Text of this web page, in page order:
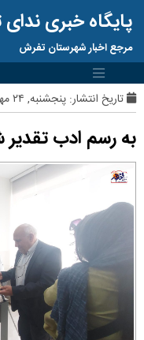
پایگاه خبری
مرجع اخبار شهرستان تفرش
تاریخ انتشار: پنجشنبه, ۲۴ مهر ۱۴۰۴ ساعت:16:06
به رسم ادب